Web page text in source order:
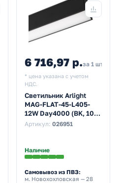
6 716,97 р.за 1 шт
* цена указана с учетом
НДС.
Светильник Arlight
MAG-FLAT-45-L405-
12W Day4000 (BK, 100
deg, 24V)
Артикул: 026951
Наличие
Самовывоз из ПВЗ:
м. Новохохловская — 28